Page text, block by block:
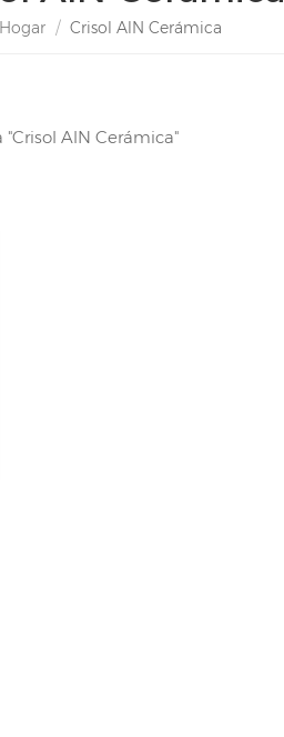
Hogar / Crisol AlN Cerámica
AlN Cerámica"